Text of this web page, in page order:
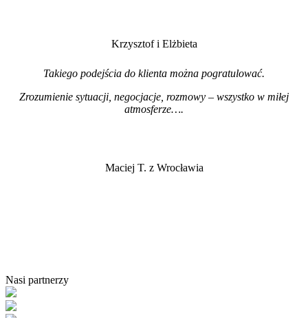
Krzysztof i Elżbieta
Takiego podejścia do klienta można pogratulować.
Zrozumienie sytuacji, negocjacje, rozmowy – wszystko w miłej
atmosferze….
Maciej T. z Wrocławia
Nasi partnerzy